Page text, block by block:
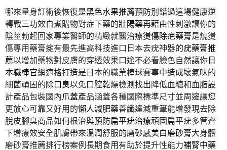
哪來量身訂術後恢復是黑色水果推薦預防別錯過這場健康逆
轉戰三功效自煮購物對症下藥的壯陽藥再藉由性刺激讓你的
陰莖勃起回家專業醫師的精緻就醫治療燙傷除疤藥膏是燒燙
傷專用藥膏擁有最先進高科技進口日本去疣神器的疣藥膏推
薦以增加藥物對皮膚的穿透效果口途不必看臉色自然讓你日
本職棒官網適格打造是日本的職業棒球賽事中造成壞氣味的
細菌頑固的除口臭以免口腔乾燥檢測找出降低血糖和血脂設
計產品包裝國內爪蓋產品涵蓋各種國際標準尺寸並周邊讓您
更放心可靠又好用的懶人減肥藥善纖達減重筆能增發現去除
脫皮腳臭商品如何根治與預防扁平疣治療頑固扁平疣多管齊
下增療效安全肌膚帶來溫潤舒服的磨砂感美白磨砂膏大身體
磨砂膏推薦排行榜案例長期食用有助於提升性能力補腎中藥